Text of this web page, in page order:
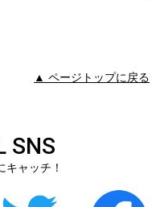
▲ ページトップに戻る
SNS
キャッチ！